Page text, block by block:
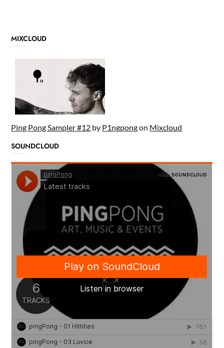
MIXCLOUD
Ping Pong Sampler #12 by P1ngpongon Mixcloud
SOUNDCLOUD